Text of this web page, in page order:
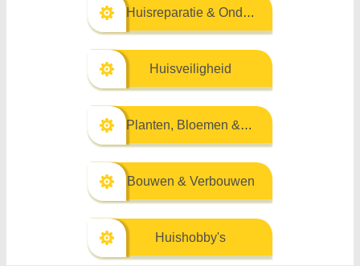
Huisreparatie & Onderhoud
Huisveiligheid
Planten, Bloemen & Kruiden
Bouwen & Verbouwen
Huishobby's